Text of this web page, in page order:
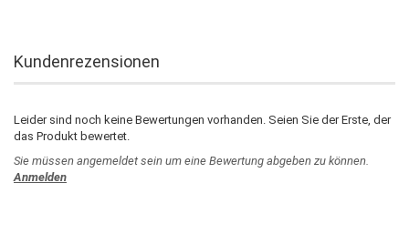
Kundenrezensionen
Leider sind noch keine Bewertungen vorhanden. Seien Sie der Erste, der
das Produkt bewertet.
Sie müssen angemeldet sein um eine Bewertung abgeben zu können.
Anmelden